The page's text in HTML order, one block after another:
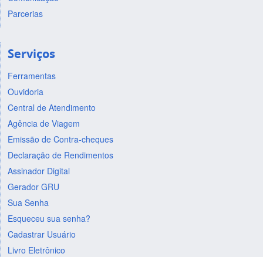
Parcerias
Serviços
Ferramentas
Ouvidoria
Central de Atendimento
Agência de Viagem
Emissão de Contra-cheques
Declaração de Rendimentos
Assinador Digital
Gerador GRU
Sua Senha
Esqueceu sua senha?
Cadastrar Usuário
Livro Eletrônico